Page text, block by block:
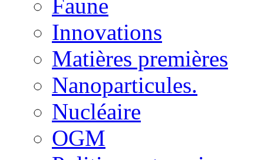
Faune
Innovations
Matières premières
Nanoparticules.
Nucléaire
OGM